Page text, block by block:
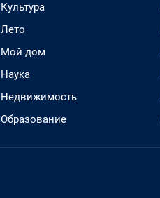
Культура
Лето
Мой дом
Наука
Недвижимость
Образование